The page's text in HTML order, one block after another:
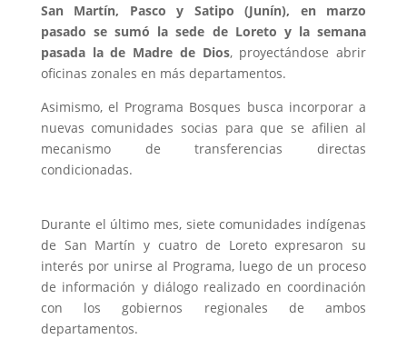
San Martín, Pasco y Satipo (Junín), en marzo
pasado se sumó la sede de Loreto y la semana
pasada la de Madre de Dios, proyectándose abrir
oficinas zonales en más departamentos.
Asimismo, el Programa Bosques busca incorporar a
nuevas comunidades socias para que se afilien al
mecanismo de transferencias directas
condicionadas.
Durante el último mes, siete comunidades indígenas
de San Martín y cuatro de Loreto expresaron su
interés por unirse al Programa, luego de un proceso
de información y diálogo realizado en coordinación
con los gobiernos regionales de ambos
departamentos.